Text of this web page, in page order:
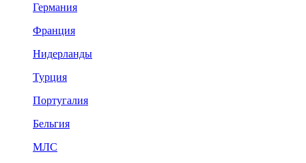
Германия
Франция
Нидерланды
Турция
Португалия
Бельгия
МЛС